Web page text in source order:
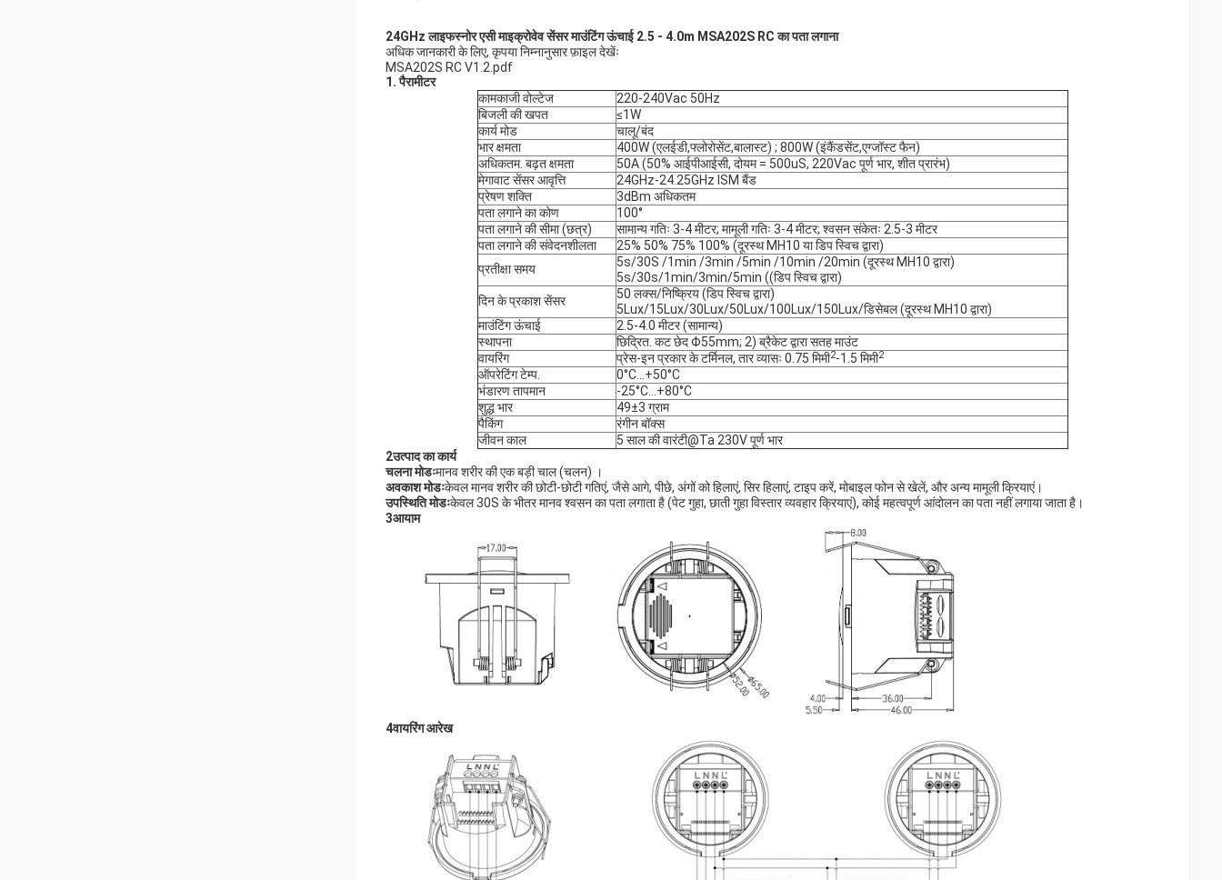
24GHz लाइफस्नोर एसी माइक्रोवेव सेंसर माउंटिंग ऊंचाई 2.5 - 4.0m MSA202S RC का पता लगाना
अधिक जानकारी के लिए, कृपया निम्नानुसार फ़ाइल देखेंः
MSA202S RC V1.2.pdf
1. पैरामीटर
कामकाजी वोल्टेज
220-240Vac 50Hz
बिजली की खपत
≤1W
कार्य मोड
चालू/बंद
भार क्षमता
400W (एलईडी,फ्लोरोसेंट,बालास्ट) ; 800W (इंकैंडसेंट,एग्जॉस्ट फैन)
अधिकतम. बढ़त क्षमता
50A (50% आईपीआईसी, दोयम = 500uS, 220Vac पूर्ण भार, शीत प्रारंभ)
मेगावाट सेंसर आवृत्ति
24GHz-24.25GHz ISM बैंड
प्रेषण शक्ति
3dBm अधिकतम
पता लगाने का कोण
100°
पता लगाने की सीमा (छत्र)
सामान्य गतिः 3-4 मीटर; मामूली गतिः 3-4 मीटर; श्वसन संकेतः 2.5-3 मीटर
पता लगाने की संवेदनशीलता
25% 50% 75% 100% (दूरस्थ MH10 या डिप स्विच द्वारा)
प्रतीक्षा समय
5s/30S /1min /3min /5min /10min /20min (दूरस्थ MH10 द्वारा)
5s/30s/1min/3min/5min ((डिप स्विच द्वारा)
दिन के प्रकाश सेंसर
50 लक्स/निष्क्रिय (डिप स्विच द्वारा)
5Lux/15Lux/30Lux/50Lux/100Lux/150Lux/डिसेबल (दूरस्थ MH10 द्वारा)
माउंटिंग ऊंचाई
2.5-4.0 मीटर (सामान्य)
स्थापना
छिद्रित. कट छेद Φ55mm; 2) ब्रैकेट द्वारा सतह माउंट
वायरिंग
प्रेस-इन प्रकार के टर्मिनल, तार व्यासः 0.75 मिमी2-1.5 मिमी2
ऑपरेटिंग टेम्प.
0°C...+50°C
भंडारण तापमान
-25°C...+80°C
शुद्ध भार
49±3 ग्राम
पैकिंग
रंगीन बॉक्स
जीवन काल
5 साल की वारंटी@Ta 230V पूर्ण भार
2उत्पाद का कार्य
चलना मोडःमानव शरीर की एक बड़ी चाल (चलन) ।
अवकाश मोडःकेवल मानव शरीर की छोटी-छोटी गतिएं, जैसे आगे, पीछे, अंगों को हिलाएं, सिर हिलाएं, टाइप करें, मोबाइल फोन से खेलें, और अन्य मामूली क्रियाएं।
उपस्थिति मोडःकेवल 30S के भीतर मानव श्वसन का पता लगाता है (पेट गुहा, छाती गुहा विस्तार व्यवहार क्रियाएं), कोई महत्वपूर्ण आंदोलन का पता नहीं लगाया जाता है।
3आयाम
4वायरिंग आरेख